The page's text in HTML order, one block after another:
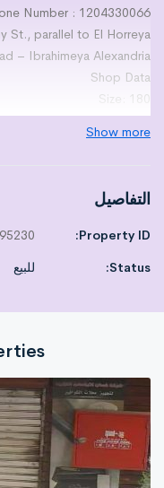
Number : 1204330066
St., parallel to El Horreya
– Ibrahimeya Alexandria
Shop Data
Size: 180
neighbor: Fathallah Market
Second neighbor: NULL
Legal Status :NULL
: 5400000 Egyptian Pound
Cash
large facades.
Show more
التفاصيل
Property ID:
95230
Status:
للبيع